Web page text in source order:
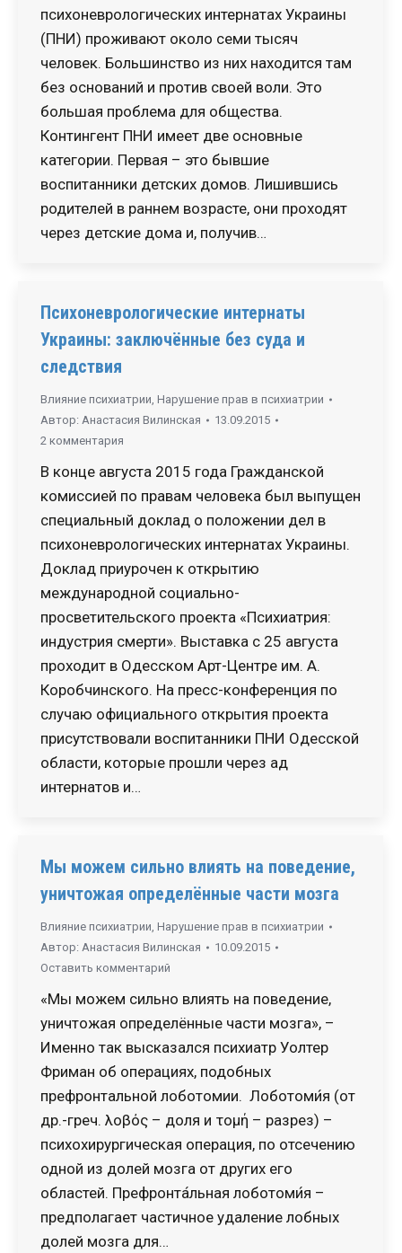
психоневрологических интернатах Украины
(ПНИ) проживают около семи тысяч
человек. Большинство из них находится там
без оснований и против своей воли. Это
большая проблема для общества.
Контингент ПНИ имеет две основные
категории. Первая – это бывшие
воспитанники детских домов. Лишившись
родителей в раннем возрасте, они проходят
через детские дома и, получив…
Психоневрологические интернаты
Украины: заключённые без суда и
следствия
Влияние психиатрии, Нарушение прав в психиатрии
Автор: Анастасия Вилинская
13.09.2015
2 комментария
В конце августа 2015 года Гражданской
комиссией по правам человека был выпущен
специальный доклад о положении дел в
психоневрологических интернатах Украины.
Доклад приурочен к открытию
международной социально-
просветительского проекта «Психиатрия:
индустрия смерти». Выставка с 25 августа
проходит в Одесском Арт-Центре им. А.
Коробчинского. На пресс-конференция по
случаю официального открытия проекта
присутствовали воспитанники ПНИ Одесской
области, которые прошли через ад
интернатов и…
Мы можем сильно влиять на поведение,
уничтожая определённые части мозга
Влияние психиатрии, Нарушение прав в психиатрии
Автор: Анастасия Вилинская
10.09.2015
Оставить комментарий
«Мы можем сильно влиять на поведение,
уничтожая определённые части мозга», –
Именно так высказался психиатр Уолтер
Фриман об операциях, подобных
префронтальной лоботомии. Лоботоми́я (от
др.-греч. λοβός – доля и τομή – разрез) –
психохирургическая операция, по отсечению
одной из долей мозга от других его
областей. Префронта́льная лоботоми́я –
предполагает частичное удаление лобных
долей мозга для…